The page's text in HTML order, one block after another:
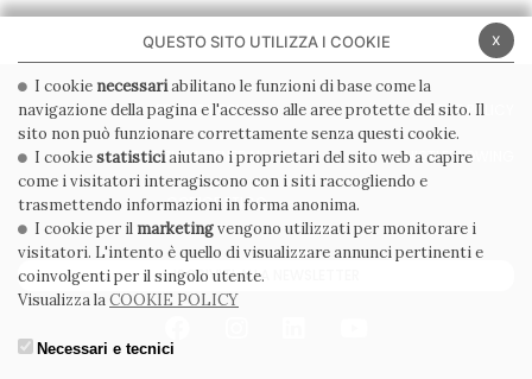
PRIVACY POLICY COOKIE POLICY
CONDIZIONI GENERALI WHISTLEBLOWING
CODICE ETICO
ISCRIVITI ALLA NEWSLETTER
x
QUESTO SITO UTILIZZA I COOKIE
I cookie necessariabilitano le funzioni di base come la
navigazione della pagina e l'accesso alle aree protette del sito. Il
sito non può funzionare correttamente senza questi cookie.
I cookiestatisticiaiutano i proprietari del sito web a capire
come i visitatori interagiscono con i siti raccogliendo e
trasmettendo informazioni in forma anonima.
I cookie per il marketingvengono utilizzati per monitorare i
visitatori. L'intento è quello di visualizzare annunci pertinenti e
coinvolgenti per il singolo utente.
Visualizza laCOOKIE POLICY
Necessari e tecnici